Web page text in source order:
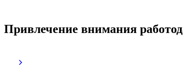
Привлечение внимания